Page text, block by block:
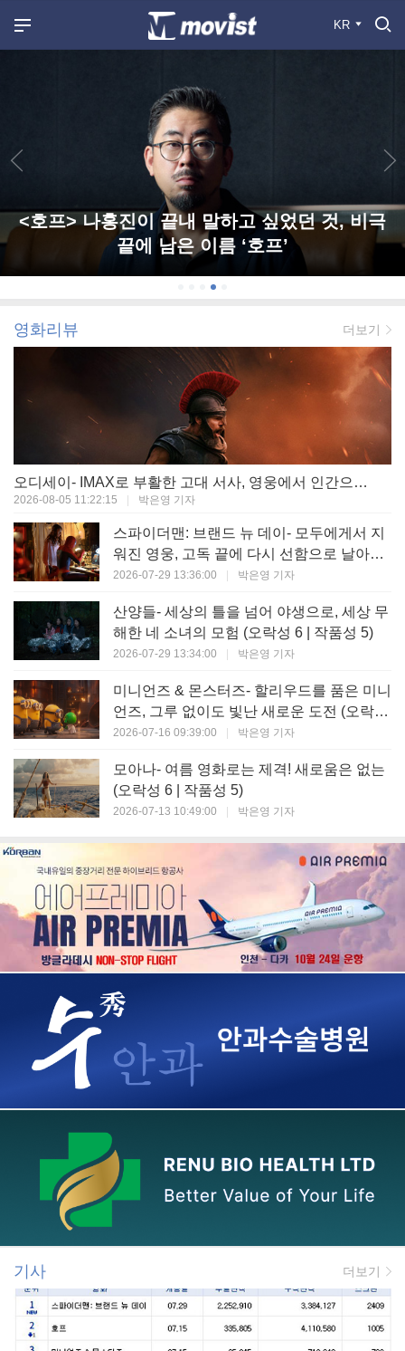
KR
<호프> 나홍진이 끝내 말하고 싶었던 것, 비극
끝에 남은 이름 ‘호프’
영화리뷰 더보기
오디세이- IMAX로 부활한 고대 서사, 영웅에서 인간으로의 귀환 (오락성 9 | 작품성 9)
2026-08-05 11:22:15 박은영 기자
스파이더맨: 브랜드 뉴 데이- 모두에게서 지
워진 영웅, 고독 끝에 다시 선함으로 날아오
르다 (오락성 8 | 작품성 8)
2026-07-29 13:36:00 박은영 기자
산양들- 세상의 틀을 넘어 야생으로, 세상 무
해한 네 소녀의 모험 (오락성 6 | 작품성 5)
2026-07-29 13:34:00 박은영 기자
미니언즈 & 몬스터즈- 할리우드를 품은 미니
언즈, 그루 없이도 빛난 새로운 도전 (오락성
7 | 작품성 6)
2026-07-16 09:39:00 박은영 기자
모아나- 여름 영화로는 제격! 새로움은 없는
(오락성 6 | 작품성 5)
2026-07-13 10:49:00 박은영 기자
기사 더보기